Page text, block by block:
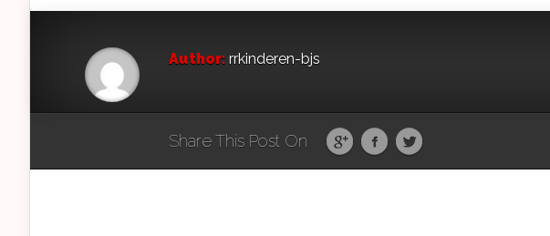
Author: rrkinderen-bjs
Share This Post On